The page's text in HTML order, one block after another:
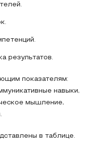
результатов.
показателям:
навыки,
мышление,
в таблице.